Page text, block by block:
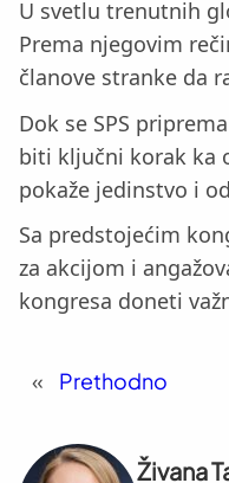
U svetlu trenutnih
Prema njegovim
članove stranke da
Dok se SPS
biti ključni korak ka
pokaže jedinstvo i
Sa predstojećim
za akcijom i
kongresa doneti
« Prethodno
Živana